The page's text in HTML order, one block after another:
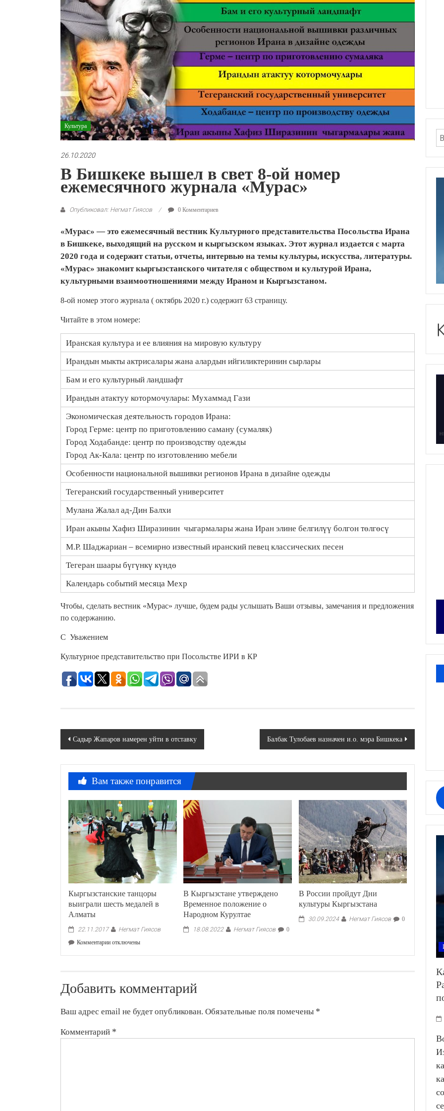
Культура
26.10.2020
В Бишкеке вышел в свет 8-ой номер
ежемесячного журнала «Мурас»
Опубликовал: Негмат Гиясов 0 Комментариев
«Мурас» — это ежемесячный вестник Культурного представительства Посольства Ирана
в Бишкеке, выходящий на русском и кыргызском языках. Этот журнал издается с марта
2020 года и содержит статьи, отчеты, интервью на темы культуры, искусства, литературы.
«Мурас» знакомит кыргызстанского читателя с обществом и культурой Ирана,
культурными взаимоотношениями между Ираном и Кыргызстаном.
8-ой номер этого журнала ( октябрь 2020 г.) содержит 63 страницу.
Читайте в этом номере:
Иранская культура и ее влияния на мировую культуру
Ирандын мыкты актрисалары жана алардын ийгиликтеринин сырлары
Бам и его культурный ландшафт
Ирандын атактуу котормочулары: Мухаммад Гази
Экономическая деятельность городов Ирана:
Город Герме: центр по приготовлению саману (сумаляк)
Город Ходабанде: центр по производству одежды
Город Ак-Кала: центр по изготовлению мебели
Особенности национальной вышивки регионов Ирана в дизайне одежды
Тегеранский государственный университет
Мулана Жалал ад-Дин Балхи
Иран акыны Хафиз Ширазинин чыгармалары жана Иран элине белгилүү болгон төлгөсү
М.Р. Шаджариан – всемирно известный иранский певец классических песен
Тегеран шаары бүгүнкү күндө
Календарь событий месяца Мехр
Чтобы, сделать вестник «Мурас» лучше, будем рады услышать Ваши отзывы, замечания и предложения
по содержанию.
С Уважением
Культурное представительство при Посольстве ИРИ в КР
Навигация
записям
Садыр Жапаров намерен уйти в отставку Балбак Тулобаев назначен и.о. мэра Бишкека
Вам также понравится
Кыргызстанские танцоры
выиграли шесть медалей в
Алматы
22.11.2017 Негмат Гиясов
Комментариик
шесть
медалей
Алматы
отключены
В Кыргызстане утверждено
Временное положение о
Народном Курултае
18.08.2022 Негмат Гиясов 0
В России пройдут Дни
культуры Кыргызстана
30.09.2024 Негмат Гиясов 0
Добавить комментарий
Ваш адрес email не будет опубликован. Обязательные поля помечены *
Комментарий *